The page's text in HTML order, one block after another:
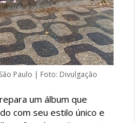
Paulo | Foto: Divulgação
um álbum que
com seu estilo único e